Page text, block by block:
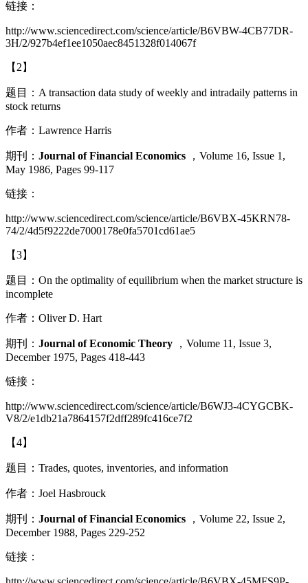
链接：
http://www.sciencedirect.com/science/article/B6VBW-4CB77DR-
3H/2/927b4ef1ee1050aec8451328f014067f
【 2 】
题目： A transaction data study of weekly and intradaily patterns in
stock returns
作者： Lawrence Harris
期刊： Journal of Financial Economics ， Volume 16, Issue 1 ,
May 1986, Pages 99-117
链接：
http://www.sciencedirect.com/science/article/B6VBX-45KRN78-
74/2/4d5f9222de7000178e0fa5701cd61ae5
【3】
题目： On the optimality of equilibrium when the market structure is
incomplete
作者： Oliver D. Hart
期刊： Journal of Economic Theory ， Volume 11, Issue 3,
December 1975, Pages 418-443
链接：
http://www.sciencedirect.com/science/article/B6WJ3-4CYGCBK-
V8/2/e1db21a7864157f2dff289fc416ce7f2
【4】
题目： Trades, quotes, inventories, and information
作者： Joel Hasbrouck
期刊： Journal of Financial Economics ， Volume 22, Issue 2,
December 1988, Pages 229-252
链接：